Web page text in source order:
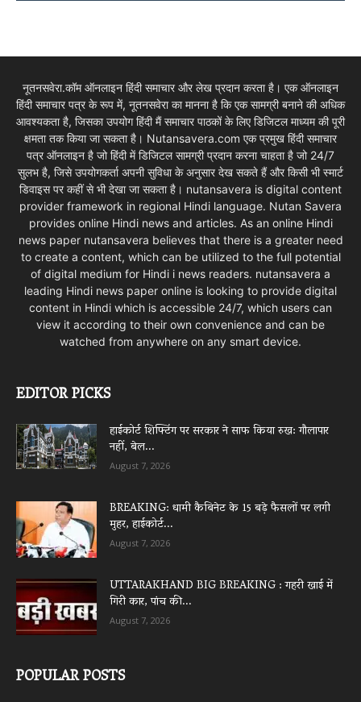
नूतनसवेरा.कॉम ऑनलाइन हिंदी समाचार और लेख प्रदान करता है। एक ऑनलाइन
हिंदी समाचार पत्र के रूप में, नूतनसवेरा का मानना है कि एक सामग्री बनाने की अधिक
आवश्यकता है, जिसका उपयोग हिंदी मैं समाचार पाठकों के लिए डिजिटल माध्यम की पूरी
क्षमता तक किया जा सकता है। Nutansavera.com एक प्रमुख हिंदी समाचार
पत्र ऑनलाइन है जो हिंदी में डिजिटल सामग्री प्रदान करना चाहता है जो 24/7
सुलभ है, जिसे उपयोगकर्ता अपनी सुविधा के अनुसार देख सकते हैं और किसी भी स्मार्ट
डिवाइस पर कहीं से भी देखा जा सकता है। nutansavera is digital content
provider framework in regional Hindi language. Nutan Savera
provides online Hindi news and articles. As an online Hindi
news paper nutansavera believes that there is a greater need
to create a content, which can be utilized to the full potential
of digital medium for Hindi i news readers. nutansavera a
leading Hindi news paper online is looking to provide digital
content in Hindi which is accessible 24/7, which users can
view it according to their own convenience and can be
watched from anywhere on any smart device.
EDITOR PICKS
हाईकोर्ट शिफ्टिंग पर सरकार ने साफ किया रुख: गौलापार
नहीं, बेल...
August 7, 2026
BREAKING: धामी कैबिनेट के 15 बड़े फैसलों पर लगी
मुहर, हाईकोर्ट...
August 7, 2026
UTTARAKHAND BIG BREAKING : गहरी खाई में
गिरी कार, पांच की...
August 7, 2026
POPULAR POSTS